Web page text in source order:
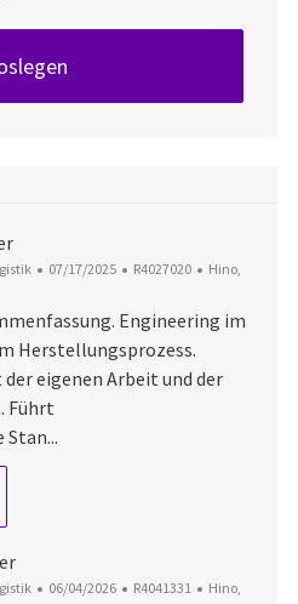
Datum der Veröffentlichung
07/17/2025 Job-ID
R4027020 Ort
Hino,
Engineering im
Herstellungsprozess.
eigenen Arbeit und der
Führt
Engineer
Datum der Veröffentlichung
06/04/2026 Job-ID
R4041331 Ort
Hino,